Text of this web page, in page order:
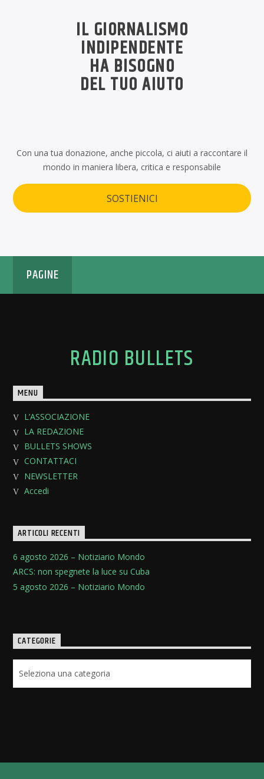
IL GIORNALISMO
INDIPENDENTE
HA BISOGNO
DEL TUO AIUTO
Con una tua donazione, anche piccola, ci aiuti a raccontare il
mondo in maniera libera, critica e responsabile
SOSTIENICI
PAGINE
RADIO BULLETS
MENU
L’ASSOCIAZIONE
LA REDAZIONE
BULLETS SHOWS
CONTATTACI
NEWSLETTER
Accedi
ARTICOLI RECENTI
6 agosto 2026 – Notiziario Mondo
ARCS: non spegnete la luce su Cuba
5 agosto 2026 – Notiziario Mondo
CATEGORIE